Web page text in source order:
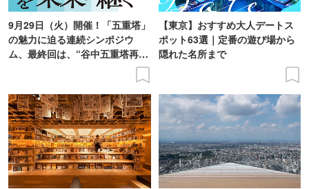
9月29日（火）開催！「五重塔」
の魅力に迫る連続シンポジウ
ム、最終回は、“谷中五重塔再建
【東京】おすすめ大人デートス
ポット63選｜定番の遊び場から
隠れた名所まで